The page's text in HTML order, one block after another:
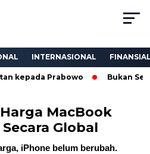
INTERNASIONAL
Prabowo Bukan
MacBook
Global
iPhone belum berubah.